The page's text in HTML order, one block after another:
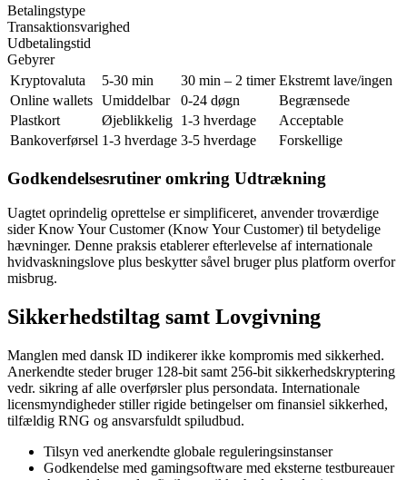
Betalingstype
Transaktionsvarighed
Udbetalingstid
Gebyrer
Kryptovaluta
5-30 min 30 min – 2 timer Ekstremt lave/ingen
Online wallets Umiddelbar 0-24 døgn
Begrænsede
Plastkort
Øjeblikkelig 1-3 hverdage
Acceptable
Bankoverførsel 1-3 hverdage 3-5 hverdage Forskellige
Godkendelsesrutiner omkring Udtrækning
Uagtet oprindelig oprettelse er simplificeret, anvender troværdige
sider Know Your Customer (Know Your Customer) til betydelige
hævninger. Denne praksis etablerer efterlevelse af internationale
hvidvaskningslove plus beskytter såvel bruger plus platform overfor
misbrug.
Sikkerhedstiltag samt Lovgivning
Manglen med dansk ID indikerer ikke kompromis med sikkerhed.
Anerkendte steder bruger 128-bit samt 256-bit sikkerhedskryptering
vedr. sikring af alle overførsler plus persondata. Internationale
licensmyndigheder stiller rigide betingelser om finansiel sikkerhed,
tilfældig RNG og ansvarsfuldt spiludbud.
Tilsyn ved anerkendte globale reguleringsinstanser
Godkendelse med gamingsoftware med eksterne testbureauer